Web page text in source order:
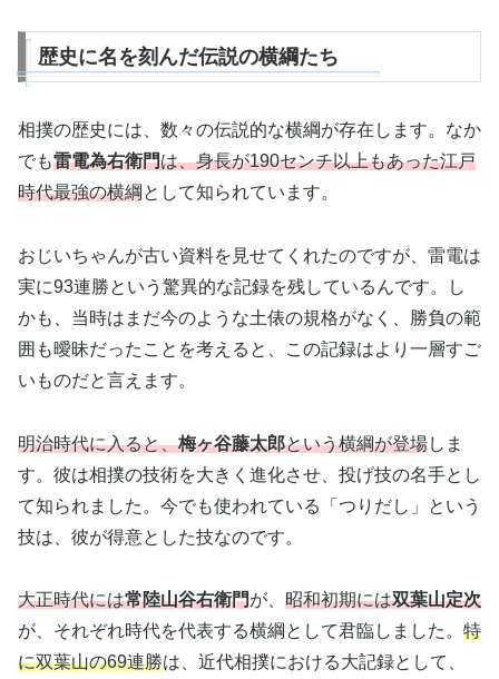
歴史に名を刻んだ伝説の横綱たち
相撲の歴史には、数々の伝説的な横綱が存在します。なか
でも雷電為右衛門は、身長が190センチ以上もあった江戸
時代最強の横綱 として知られています。
おじいちゃんが古い資料を見せてくれたのですが、雷電は
実に93連勝という驚異的な記録を残しているんです。し
かも、当時はまだ今のような土俵の規格がなく、勝負の範
囲も曖昧だったことを考えると、この記録はより一層すご
いものだと言えます。
明治時代に入ると、梅ヶ谷藤太郎という横綱が登場しま
す。彼は相撲の技術を大きく進化させ、投げ技の名手とし
て知られました。今でも使われている「つりだし」という
技は、彼が得意とした技なのです。
大正時代には常陸山谷右衛門が、 昭和初期には双葉山定次
が、それぞれ時代を代表する横綱として君臨しました。 特
に双葉山の69連勝は、近代相撲における大記録として、